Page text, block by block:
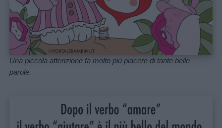
Una piccola attenzione fa molto più piacere di tante belle
parole.